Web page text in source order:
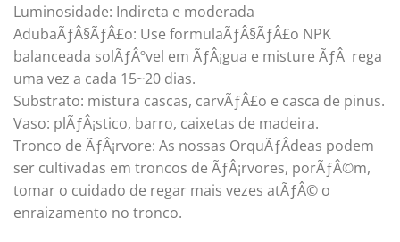
Luminosidade: Indireta e moderada
AdubaÃƒÂ§ÃƒÂ£o: Use formulaÃƒÂ§ÃƒÂ£o NPK
balanceada solÃƒÂºvel em ÃƒÂ¡gua e misture ÃƒÂ rega
uma vez a cada 15~20 dias.
Substrato: mistura cascas, carvÃƒÂ£o e casca de pinus.
Vaso: plÃƒÂ¡stico, barro, caixetas de madeira.
Tronco de ÃƒÂ¡rvore: As nossas OrquÃƒÂ­deas podem
ser cultivadas em troncos de ÃƒÂ¡rvores, porÃƒÂ©m,
tomar o cuidado de regar mais vezes atÃƒÂ© o
enraizamento no tronco.